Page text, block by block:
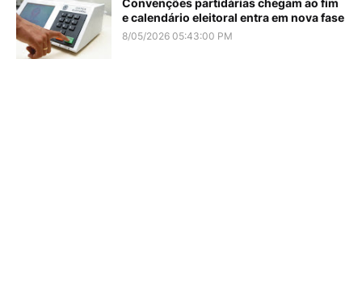
Convenções partidárias chegam ao fim
e calendário eleitoral entra em nova fase
8/05/2026 05:43:00 PM